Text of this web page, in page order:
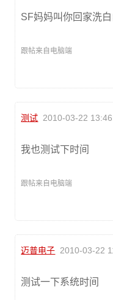
SF妈妈叫你回家洗白
跟帖来自电脑端
测试 2010-03-22
我也测试下时间
跟帖来自电脑端
迈普电子 2010-03-22
测试一下系统时间